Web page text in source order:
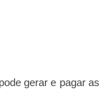
gerar e pagar as